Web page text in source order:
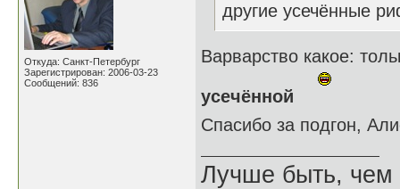
Откуда: Санкт-Петербург
Зарегистрирован: 2006-03-23
Сообщений: 836
другие усечённые
Варварство какое:
усечённой
Спасибо за подгон,
Лучше быть, чем